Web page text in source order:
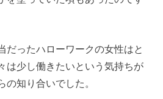
だったハローワークの女性はと
は少し働きたいという気持ちが
の知り合いでした。